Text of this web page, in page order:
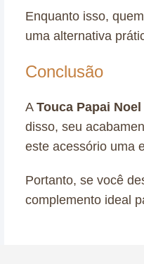
Enquanto isso,
uma alternativa
Conclusão
ATouca Papai
disso, seu
este acessório uma
Portanto, se você
complemento ideal